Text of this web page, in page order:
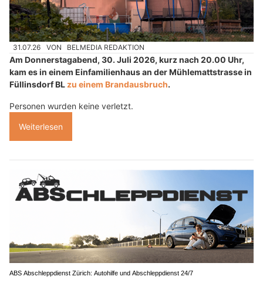
31.07.26 VON BELMEDIA REDAKTION
Am Donnerstagabend, 30. Juli 2026, kurz nach 20.00 Uhr,
kam es in einem Einfamilienhaus an der Mühlemattstrasse in
Füllinsdorf BL zu einem Brandausbruch.
Personen wurden keine verletzt.
Weiterlesen
ABS Abschleppdienst Zürich: Autohilfe und Abschleppdienst 24/7